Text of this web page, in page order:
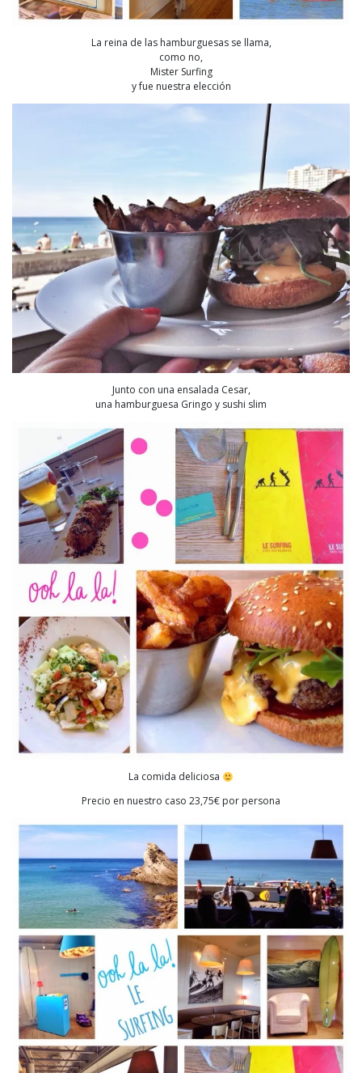
La reina de las hamburguesas se llama,
como no,
Mister Surfing
y fue nuestra elección
Junto con una ensalada Cesar,
una hamburguesa Gringo y sushi slim
La comida deliciosa
Precio en nuestro caso 23,75€ por persona